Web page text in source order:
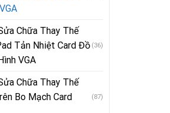
Chữa Thay Thế
Tản Nhiệt Card Đồ
VGA
(36)
Chữa Thay Thế
Bo Mạch Card
(87)